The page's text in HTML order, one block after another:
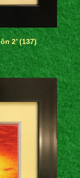
2’ (137)